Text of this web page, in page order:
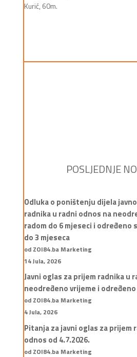
Kurić, 60m.
POSLJEDNJE
Odluka o poništenju dijela
radnika u radni odnos na
radom do 6 mjeseci i određeno
do 3 mjeseca
od ZOI84.ba Marketing
14 Jula, 2026
Javni oglas za prijem radnika u
neodređeno vrijeme i
od ZOI84.ba Marketing
4 Jula, 2026
Pitanja za javni oglas za prijem
odnos od 4.7.2026.
od ZOI84.ba Marketing